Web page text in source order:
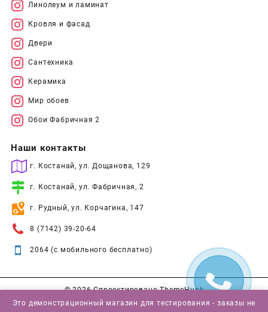
Линолеум и ламинат
Кровля и фасад
Двери
Сантехника
Керамика
Мир обоев
Обои Фабричная 2
Наши контакты
г. Костанай, ул. Дощанова, 129
г. Костанай, ул. Фабричная, 2
г. Рудный, ул. Корчагина, 147
8 (7142) 39-20-64
2064 (с мобильного бесплатно)
© 2026Спроектировано ThemeHunk
Это демонстрационный магазин для тестирования - заказы не